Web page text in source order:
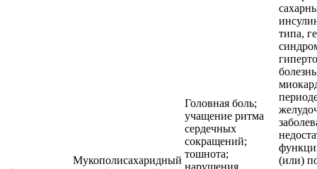
Мукополисахаридный
Головная боль;
учащение ритма
сердечных
сокращений;
тошнота;
типа,
(или)